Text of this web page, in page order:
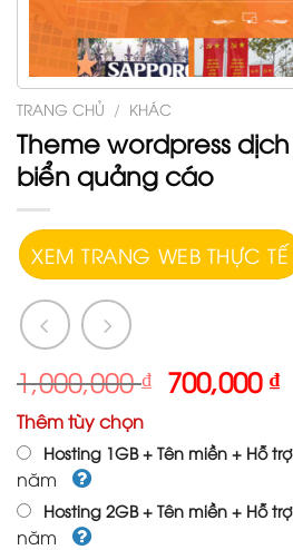
TRANG CHỦ / KHÁC
Theme wordpress
biển quảng cáo
XEM TRANG WEB THỰC TẾ
1,000,000₫ 700,000₫
Thêm tùy chọn
Hosting 1GB + Tên miền + Hỗ
năm
Hosting 2GB + Tên miền + Hỗ
năm